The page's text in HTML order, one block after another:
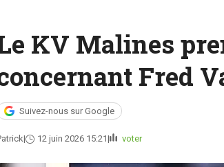
KV Malines
Fred
Suivez-nous sur Google
12 juin 2026 15:21 voter